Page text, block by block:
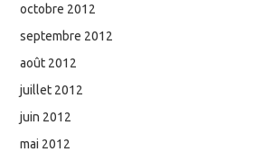
octobre 2012
septembre 2012
août 2012
juillet 2012
juin 2012
mai 2012